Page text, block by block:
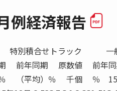
例経済報告
物船） 内航海運（油送船） 外航海運（輸入） 外航海運（輸出） 原数値 前年同期 原数値 前年同期 原数値 前年同期 原数値 前年同期 （月）比 （月）比 （月）比 （月）比 千トン ％ 千トン ％ 千トン ％ 千トン ％ 15年8月 19,711 △13.3 12,023 △15.2 21,987 △5.0 931 △19.315年9月 23,226 △3.2 11,645 △20.2 20,010 △15.7 1,026 △11.215年10月 24,974 3.7 12,824 △12.5 19,470 △12.0 1,120 17.0 15年11月 20,736 △6.4 12,858 △18.7 18,596 △18.6 1,014 △2.315年12月 21,279 △10.4 1,082 △2.0資料出所 内航船舶輸送統計月報 外航船舶運航事業３社の輸送トン数 外航海運（三国間） 外貿コンテナ（輸出） 外貿コンテナ（輸入） 原数値 前年同期 原数値 前年同期 原数値 前年同期 （月）比 （月）比 （月）比 千トン ％ 千トン ％ 千トン ％ 15年8月 14,283 38.8 5,619 4.4 7,435 △1.115年9月 14,377 34.5 5,715 5.8 7,939 6.915年10月 13,363 22.2 6,338 15.6 8,841 18.615年11月 15,186 68.115年12月 14,922 39.1資料出所 外航船舶運航事業３社の輸送トン数 五大港の取扱トン数（東京港、横浜港、名古屋港、大阪港、神戸港） 航空貨物量（輸出） 航空貨物量（輸入） 航空（国内線） 航空（国際線） 原数値 前年同期 原数値 前年同期 原数値 前年同期 原数値 前年同